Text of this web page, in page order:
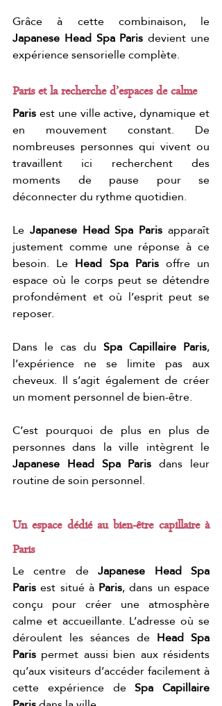
Japanese Head Spa Paris devient une
expérience sensorielle complète.
Paris et la recherche d’espaces de calme
Paris est une ville active, dynamique et
en mouvement constant. De
nombreuses personnes qui vivent ou
travaillent ici recherchent des
moments de pause pour se
déconnecter du rythme quotidien.
Le Japanese Head Spa Paris apparaît
justement comme une réponse à ce
besoin. Le Head Spa Paris offre un
espace où le corps peut se détendre
profondément et où l’esprit peut se
reposer.
Dans le cas du Spa Capillaire Paris,
l’expérience ne se limite pas aux
cheveux. Il s’agit également de créer
un moment personnel de bien-être.
C’est pourquoi de plus en plus de
Japanese Head Spa Paris dans leur
routine de soin personnel.
Un espace dédié au bien-être capillaire à
Paris
Le centre de Japanese Head Spa
Paris est situé à Paris, dans un espace
conçu pour créer une atmosphère
calme et accueillante. L’adresse où se
déroulent les séances de Head Spa
Paris permet aussi bien aux résidents
qu’aux visiteurs d’accéder facilement à
cette expérience de Spa Capillaire